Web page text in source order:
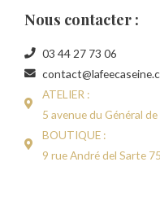
Nous contacter :
03 44 27 73 06
ATELIER :
5 avenue du Général
BOUTIQUE :
9 rue André del Sarte